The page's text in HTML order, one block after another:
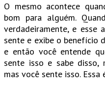
O mesmo acontece
bom para alguém.
verdadeiramente, e esse
sente e exibe o benefício
e então você entende
sente isso e sabe disso,
mas você sente isso. Essa